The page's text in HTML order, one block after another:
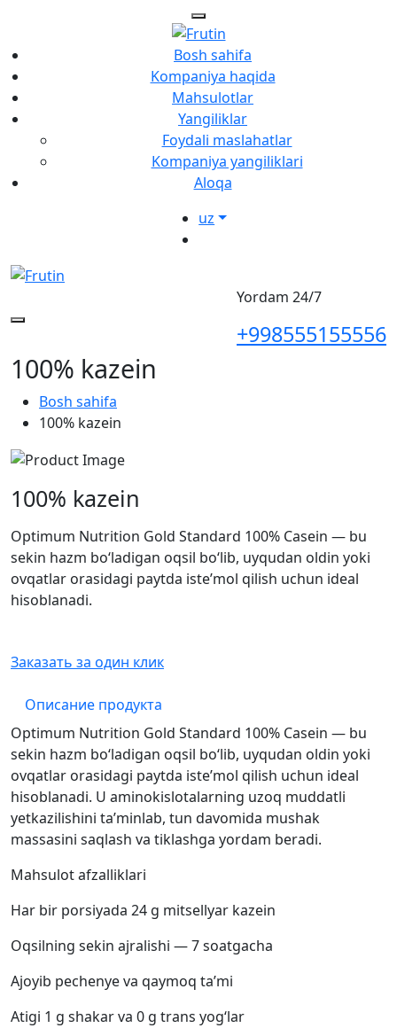
Bosh sahifa
Kompaniya haqida
Mahsulotlar
Yangiliklar
Foydali maslahatlar
Kompaniya yangiliklari
Aloqa
uz
Yordam 24/7
+998555155556
100% kazein
Bosh sahifa
100% kazein
100% kazein
Optimum Nutrition Gold Standard 100% Casein — bu
sekin hazm bo‘ladigan oqsil bo‘lib, uyqudan oldin yoki
ovqatlar orasidagi paytda iste’mol qilish uchun ideal
hisoblanadi.
Заказать за один клик
Описание продукта
Optimum Nutrition Gold Standard 100% Casein — bu
sekin hazm bo‘ladigan oqsil bo‘lib, uyqudan oldin yoki
ovqatlar orasidagi paytda iste’mol qilish uchun ideal
hisoblanadi. U aminokislotalarning uzoq muddatli
yetkazilishini ta’minlab, tun davomida mushak
massasini saqlash va tiklashga yordam beradi.
Mahsulot afzalliklari
Har bir porsiyada 24 g mitsellyar kazein
Oqsilning sekin ajralishi — 7 soatgacha
Ajoyib pechenye va qaymoq ta’mi
Atigi 1 g shakar va 0 g trans yog‘lar